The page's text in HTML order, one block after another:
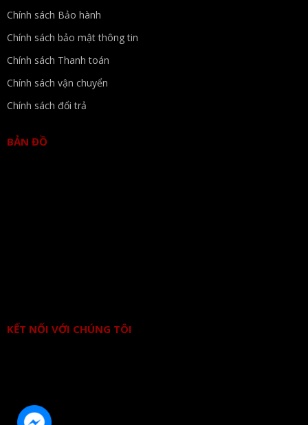
Chính sách Bảo hành
Chính sách bảo mật thông tin
Chính sách Thanh toán
Chính sách vận chuyển
Chính sách đổi trả
BẢN ĐỒ
KẾT NỐI VỚI CHÚNG TÔI